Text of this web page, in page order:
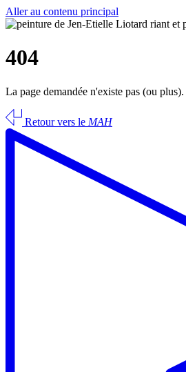
Aller au contenu principal
404
La page demandée n'existe pas (ou plus).
Retour vers le MAH